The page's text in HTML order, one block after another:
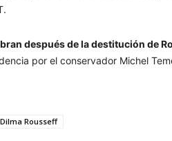
después de la destitución de
por el conservador Michel
Dilma Rousseff